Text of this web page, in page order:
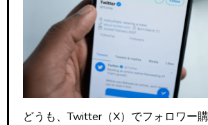
どうも、Twitter（X）でフォロワー